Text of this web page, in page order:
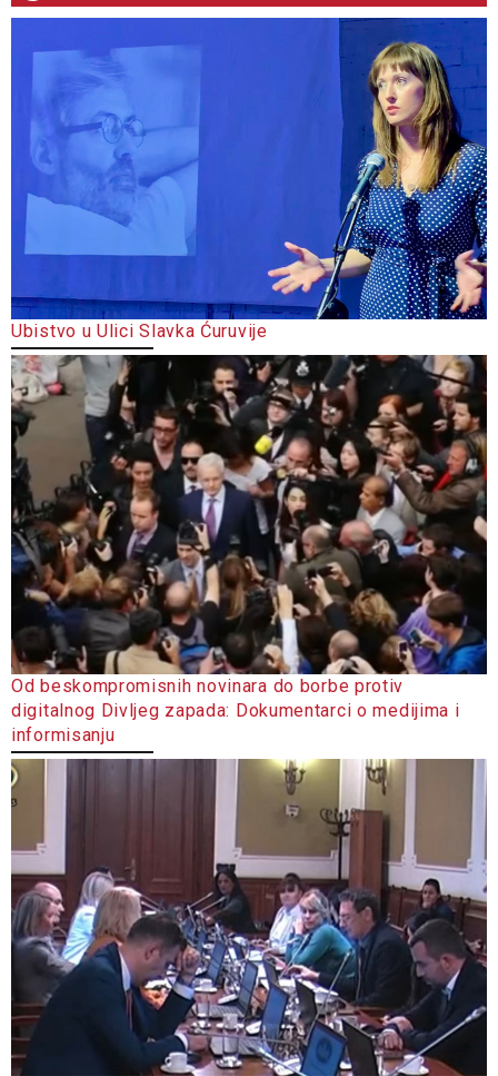
Ubistvo u Ulici Slavka Ćuruvije
Od beskompromisnih novinara do borbe protiv
digitalnog Divljeg zapada: Dokumentarci o medijima i
informisanju